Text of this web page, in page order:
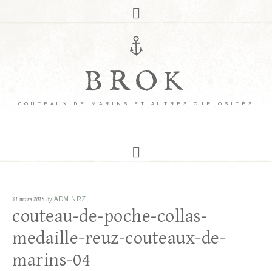
BROK
COUTEAUX DE MARINS ET AUTRES CURIOSITÉS
31 mars 2018 By ADMINRZ
couteau-de-poche-collas-
medaille-reuz-couteaux-de-
marins-04